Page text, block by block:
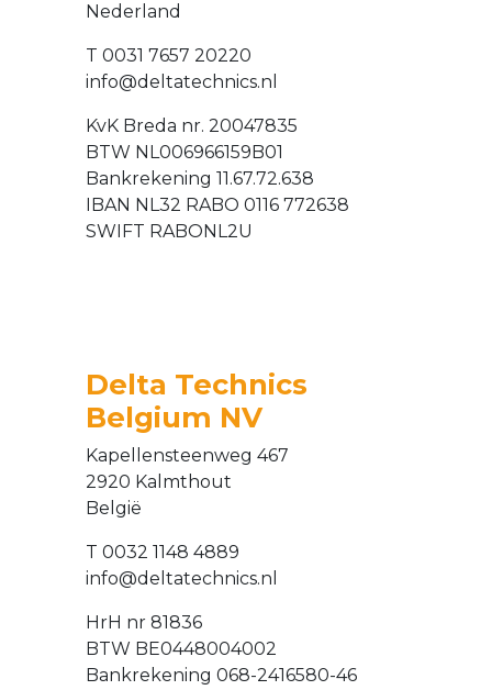
Nederland
T 0031 7657 20220
info@deltatechnics.nl
KvK Breda nr. 20047835
BTW NL006966159B01
Bankrekening 11.67.72.638
IBAN NL32 RABO 0116 772638
SWIFT RABONL2U
Delta Technics
Belgium NV
Kapellensteenweg 467
2920 Kalmthout
België
T 0032 1148 4889
info@deltatechnics.nl
HrH nr 81836
BTW BE0448004002
Bankrekening 068-2416580-46